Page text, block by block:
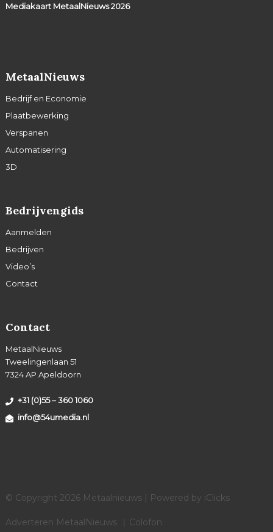
Mediakaart MetaalNieuws2026
MetaalNieuws
Bedrijf en Economie
Plaatbewerking
Verspanen
Automatisering
3D
Bedrijvengids
Aanmelden
Bedrijven
Video’s
Contact
Contact
MetaalNieuws
Tweelingenlaan 51
7324 AP Apeldoorn
+31 (0)55 – 360 1060
info@54umedia.nl
© Copyright 2026 Metaalnieuws | Powered by iClicks
Adverteren MetaalNieuws Colofon